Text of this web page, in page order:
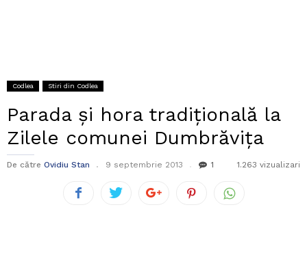
Codlea Stiri din Codlea
Parada și hora tradițională la
Zilele comunei Dumbrăvița
De către Ovidiu Stan 9 septembrie 2013 1 1.263 vizualizari